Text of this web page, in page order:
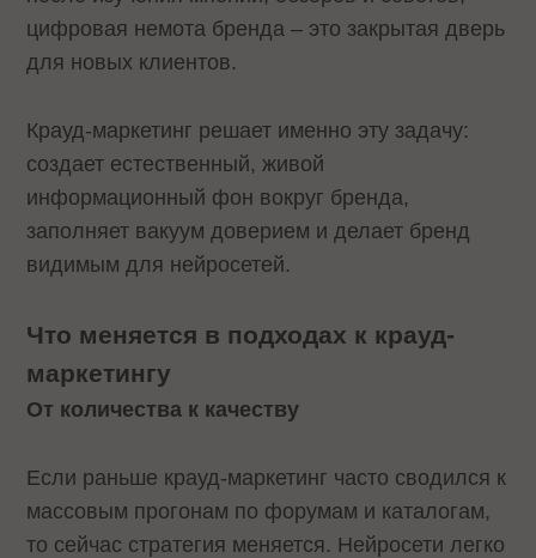
цифровая немота бренда – это закрытая дверь
для новых клиентов.
Крауд-маркетинг решает именно эту задачу:
создает естественный, живой
информационный фон вокруг бренда,
заполняет вакуум доверием и делает бренд
видимым для нейросетей.
Что меняется в подходах к крауд-
маркетингу
От количества к качеству
Если раньше крауд-маркетинг часто сводился к
массовым прогонам по форумам и каталогам,
то сейчас стратегия меняется. Нейросети легко